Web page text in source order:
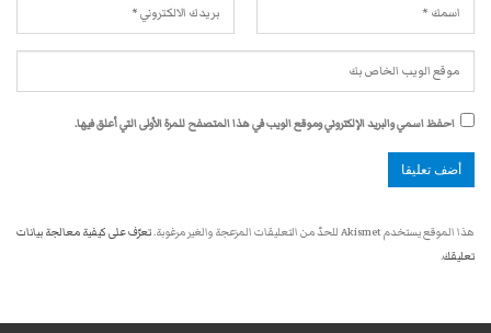
احفظ اسمي والبريد الإلكتروني وموقع الويب في هذا المتصفح للمرة الأولى التي أعلق فيها.
هذا الموقع يستخدم Akismet للحدّ من التعليقات المزعجة والغير مرغوبة.
تعرّف على كيفية معالجة بيانات
تعليقك.